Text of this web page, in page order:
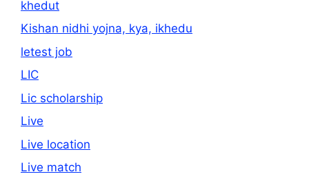
khedut
Kishan nidhi yojna, kya, ikhedu
letest job
LIC
Lic scholarship
Live
Live location
Live match